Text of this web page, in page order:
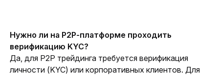
Нужно ли на P2P-платформе проходить
верификацию KYC?
Да, для P2P трейдинга требуется верификация
личности (KYC) или корпоративных клиентов. Для